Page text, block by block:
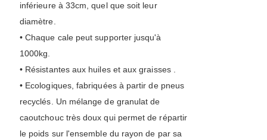
inférieure à 33cm, quel que soit leur
diamètre.
• Chaque cale peut supporter jusqu'à
1000kg.
• Résistantes aux huiles et aux graisses .
• Ecologiques, fabriquées à partir de pneus
recyclés. Un mélange de granulat de
caoutchouc très doux qui permet de répartir
le poids sur l'ensemble du rayon de par sa